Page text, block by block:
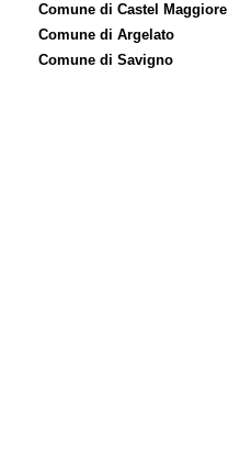
Comune di Castel Maggiore
Comune di Argelato
Comune di Savigno